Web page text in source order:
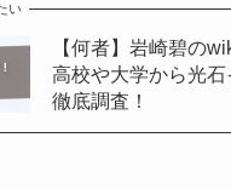
い
【何者】岩崎碧の
高校や大学から光
徹底調査！